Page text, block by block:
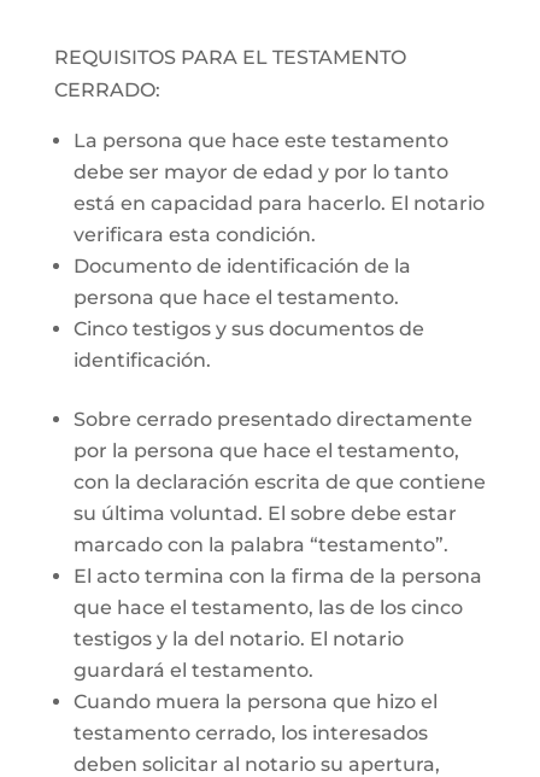
REQUISITOS PARA EL TESTAMENTO
CERRADO:
La persona que hace este testamento
debe ser mayor de edad y por lo tanto
está en capacidad para hacerlo. El notario
verificara esta condición.
Documento de identificación de la
persona que hace el testamento.
Cinco testigos y sus documentos de
identificación.
Sobre cerrado presentado directamente
por la persona que hace el testamento,
con la declaración escrita de que contiene
su última voluntad. El sobre debe estar
marcado con la palabra “testamento”.
El acto termina con la firma de la persona
que hace el testamento, las de los cinco
testigos y la del notario. El notario
guardará el testamento.
Cuando muera la persona que hizo el
testamento cerrado, los interesados
deben solicitar al notario su apertura,